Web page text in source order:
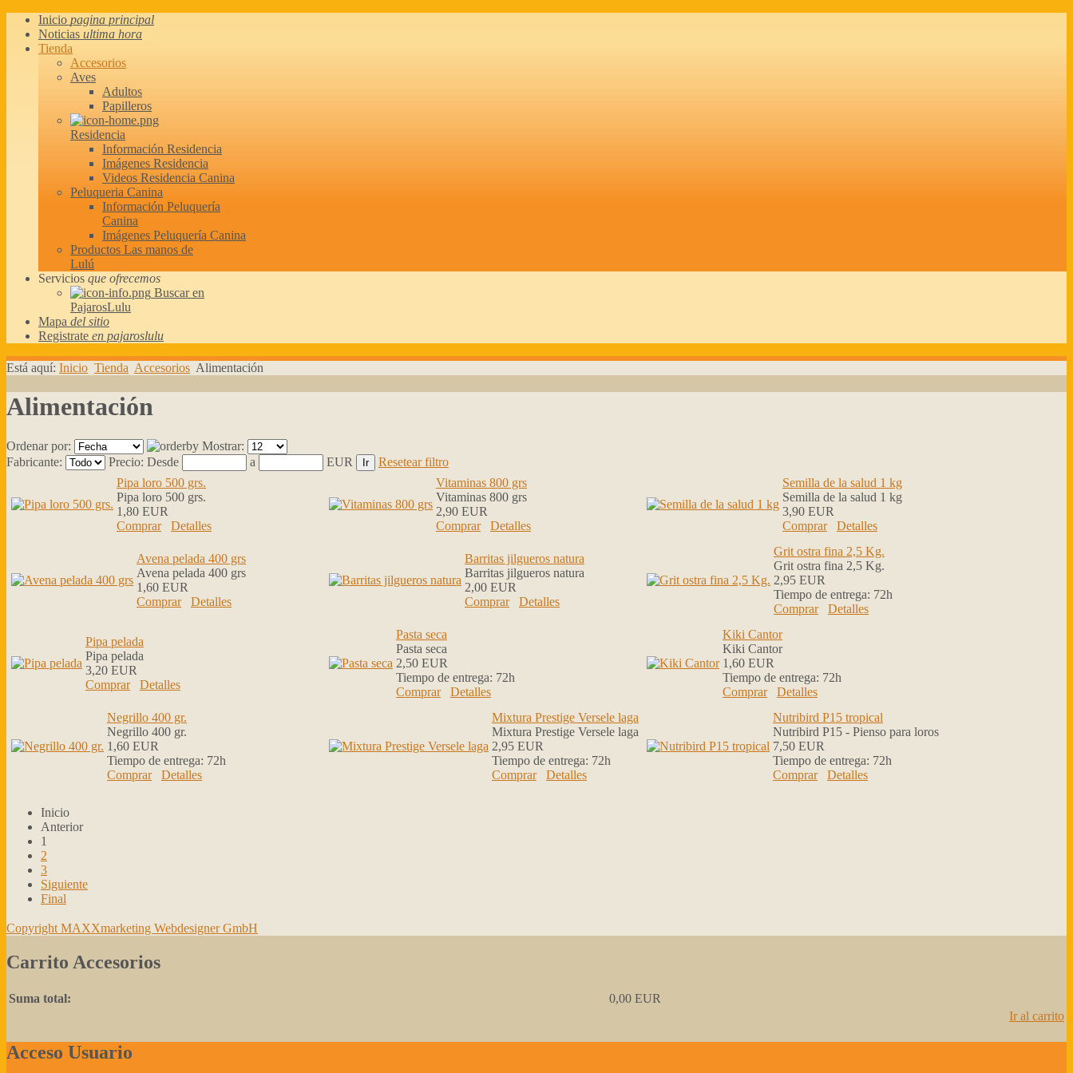
Inicio pagina principal
Noticias ultima hora
Tienda
Accesorios
Aves
Adultos
Papilleros
Residencia
Información Residencia
Imágenes Residencia
Videos Residencia Canina
Peluqueria Canina
Información Peluquería
Canina
Imágenes Peluquería Canina
Productos Las manos de
Lulú
Servicios que ofrecemos
Buscar en
PajarosLulu
Mapa del sitio
Registrate en pajaroslulu
Está aquí: Inicio Tienda Accesorios Alimentación
Alimentación
Ordenar por:
Mostrar:
Fabricante:
Precio: Desde a EUR
Resetear filtro
Pipa loro 500 grs.
Pipa loro 500 grs.
1,80 EUR
Comprar
Detalles
Vitaminas 800 grs
Vitaminas 800 grs
2,90 EUR
Comprar
Detalles
Semilla de la salud 1 kg
Semilla de la salud 1 kg
3,90 EUR
Comprar
Detalles
Avena pelada 400 grs
Avena pelada 400 grs
1,60 EUR
Comprar
Detalles
Barritas jilgueros natura
Barritas jilgueros natura
2,00 EUR
Comprar
Detalles
Grit ostra fina 2,5 Kg.
Grit ostra fina 2,5 Kg.
2,95 EUR
Tiempo de entrega: 72h
Comprar
Detalles
Pipa pelada
Pipa pelada
3,20 EUR
Comprar
Detalles
Pasta seca
Pasta seca
2,50 EUR
Tiempo de entrega: 72h
Comprar
Detalles
Kiki Cantor
Kiki Cantor
1,60 EUR
Tiempo de entrega: 72h
Comprar
Detalles
Negrillo 400 gr.
Negrillo 400 gr.
1,60 EUR
Tiempo de entrega: 72h
Comprar
Detalles
Mixtura Prestige Versele laga
Mixtura Prestige Versele laga
2,95 EUR
Tiempo de entrega: 72h
Comprar
Detalles
Nutribird P15 tropical
Nutribird P15 - Pienso para loros
7,50 EUR
Tiempo de entrega: 72h
Comprar
Detalles
Inicio
Anterior
1
2
3
Siguiente
Final
Copyright MAXXmarketing Webdesigner GmbH
Carrito Accesorios
Suma total:
0,00 EUR
Ir al carrito
Acceso Usuario